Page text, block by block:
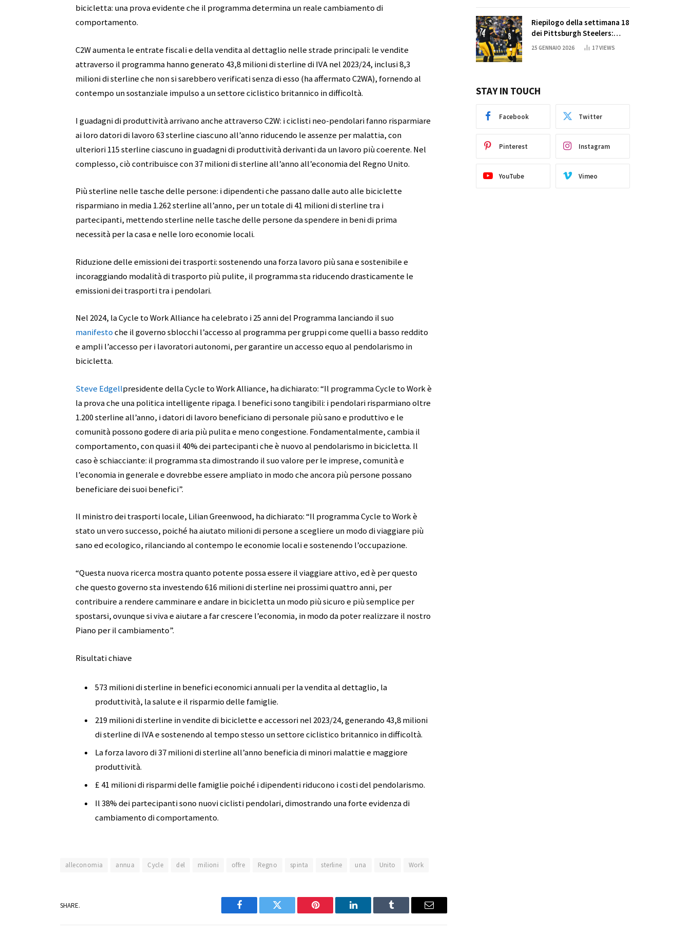
bicicletta: una prova evidente che il programma determina un reale cambiamento di
comportamento.
C2W aumenta le entrate fiscali e della vendita al dettaglio nelle strade principali: le vendite
attraverso il programma hanno generato 43,8 milioni di sterline di IVA nel 2023/24, inclusi 8,3
milioni di sterline che non si sarebbero verificati senza di esso (ha affermato C2WA), fornendo al
contempo un sostanziale impulso a un settore ciclistico britannico in difficoltà.
I guadagni di produttività arrivano anche attraverso C2W: i ciclisti neo-pendolari fanno risparmiare
ai loro datori di lavoro 63 sterline ciascuno all’anno riducendo le assenze per malattia, con
ulteriori 115 sterline ciascuno in guadagni di produttività derivanti da un lavoro più coerente. Nel
complesso, ciò contribuisce con 37 milioni di sterline all’anno all’economia del Regno Unito.
Più sterline nelle tasche delle persone: i dipendenti che passano dalle auto alle biciclette
risparmiano in media 1.262 sterline all’anno, per un totale di 41 milioni di sterline tra i
partecipanti, mettendo sterline nelle tasche delle persone da spendere in beni di prima
necessità per la casa e nelle loro economie locali.
Riduzione delle emissioni dei trasporti: sostenendo una forza lavoro più sana e sostenibile e
incoraggiando modalità di trasporto più pulite, il programma sta riducendo drasticamente le
emissioni dei trasporti tra i pendolari.
Nel 2024, la Cycle to Work Alliance ha celebrato i 25 anni del Programma lanciando il suo
manifestoche il governo sblocchi l’accesso al programma per gruppi come quelli a basso reddito
e ampli l’accesso per i lavoratori autonomi, per garantire un accesso equo al pendolarismo in
bicicletta.
Steve Edgellpresidente della Cycle to Work Alliance, ha dichiarato: “Il programma Cycle to Work è
la prova che una politica intelligente ripaga. I benefici sono tangibili: i pendolari risparmiano oltre
1.200 sterline all’anno, i datori di lavoro beneficiano di personale più sano e produttivo e le
comunità possono godere di aria più pulita e meno congestione. Fondamentalmente, cambia il
comportamento, con quasi il 40% dei partecipanti che è nuovo al pendolarismo in bicicletta. Il
caso è schiacciante: il programma sta dimostrando il suo valore per le imprese, comunità e
l’economia in generale e dovrebbe essere ampliato in modo che ancora più persone possano
beneficiare dei suoi benefici”.
Il ministro dei trasporti locale, Lilian Greenwood, ha dichiarato: “Il programma Cycle to Work è
stato un vero successo, poiché ha aiutato milioni di persone a scegliere un modo di viaggiare più
sano ed ecologico, rilanciando al contempo le economie locali e sostenendo l’occupazione.
“Questa nuova ricerca mostra quanto potente possa essere il viaggiare attivo, ed è per questo
che questo governo sta investendo 616 milioni di sterline nei prossimi quattro anni, per
contribuire a rendere camminare e andare in bicicletta un modo più sicuro e più semplice per
spostarsi, ovunque si viva e aiutare a far crescere l’economia, in modo da poter realizzare il nostro
Piano per il cambiamento”.
Risultati chiave
573 milioni di sterline in benefici economici annuali per la vendita al dettaglio, la
produttività, la salute e il risparmio delle famiglie.
219 milioni di sterline in vendite di biciclette e accessori nel 2023/24, generando 43,8 milioni
di sterline di IVA e sostenendo al tempo stesso un settore ciclistico britannico in difficoltà.
La forza lavoro di 37 milioni di sterline all’anno beneficia di minori malattie e maggiore
produttività.
£ 41 milioni di risparmi delle famiglie poiché i dipendenti riducono i costi del pendolarismo.
Il 38% dei partecipanti sono nuovi ciclisti pendolari, dimostrando una forte evidenza di
cambiamento di comportamento.
alleconomia annua Cycle del milioni offre Regno spinta sterline una Unito Work
SHARE.
Facebook Twitter Pinterest LinkedIn Tumblr Email
Riepilogo della settimana 18
dei Pittsburgh Steelers:
credi nei miracoli?
25 GENNAIO 2026 17VIEWS
STAY IN TOUCH
Facebook Twitter
Pinterest Instagram
YouTube Vimeo